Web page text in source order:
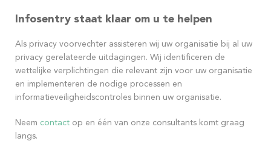
Infosentry staat klaar om u te helpen
Als privacy voorvechter assisteren wij uw organisatie bij al uw
privacy gerelateerde uitdagingen. Wij identificeren de
wettelijke verplichtingen die relevant zijn voor uw organisatie
en implementeren de nodige processen en
informatieveiligheidscontroles binnen uw organisatie.
Neem contact op en één van onze consultants komt graag
langs.